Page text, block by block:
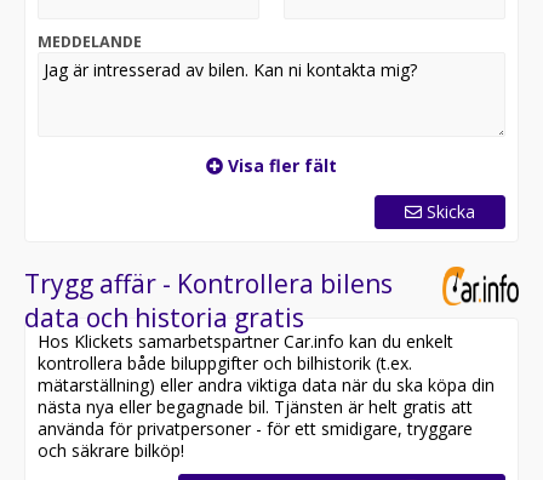
annan anläggning*
Kontakta oss för mer information:
Riddermark Bil - Transportbil
* Störst i Sverige på begagnade bilar
* Erbjuder hemleverans i hela Sverige
* 14 dagars helförsäkring via Folksam
* Över 10 tusen omdömen på Trustpilot
* Våra bilar är testade på över 100 punkter
* Kvalitetssäkrade bilar
Utrustning inkluderar:
MEDDELANDE
Visa fler fält
Skicka
Trygg affär - Kontrollera bilens
data och historia gratis
Hos Klickets samarbetspartner Car.info kan du enkelt
kontrollera både biluppgifter och bilhistorik (t.ex.
mätarställning) eller andra viktiga data när du ska köpa din
nästa nya eller begagnade bil. Tjänsten är helt gratis att
använda för privatpersoner - för ett smidigare, tryggare
och säkrare bilköp!